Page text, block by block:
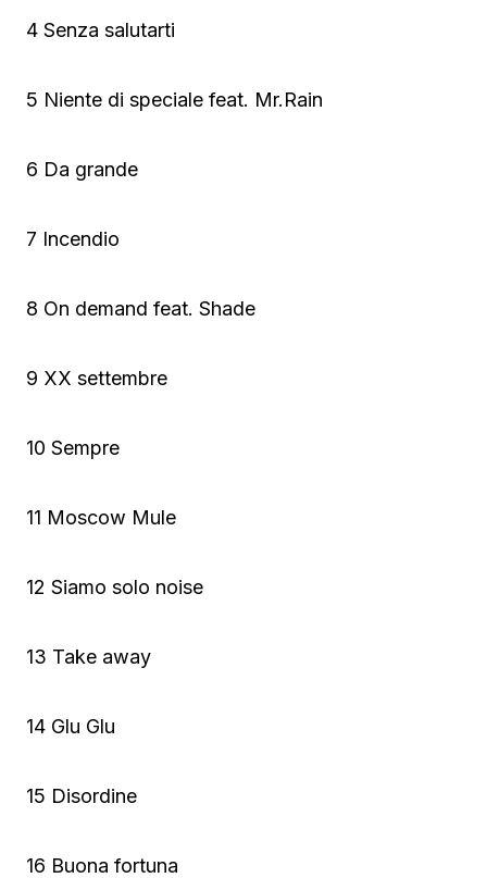
4 Senza salutarti
5 Niente di speciale feat. Mr.Rain
6 Da grande
7 Incendio
8 On demand feat. Shade
9 XX settembre
10 Sempre
11 Moscow Mule
12 Siamo solo noise
13 Take away
14 Glu Glu
15 Disordine
16 Buona fortuna